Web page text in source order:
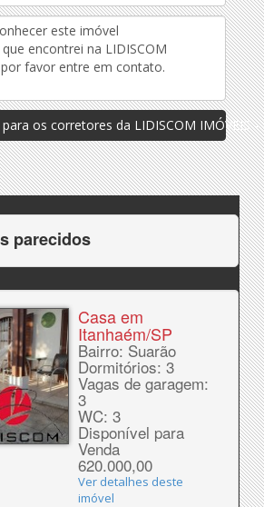
os corretores da LIDISCOM IMÓVEIS -
parecidos
Casa em
Itanhaém/SP
Bairro: Suarão
Dormitórios: 3
Vagas de garagem:
3
WC: 3
Disponível para
Venda
620.000,00
Ver detalhes deste
imóvel